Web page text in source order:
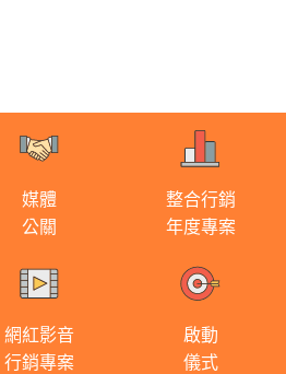
媒體
公關
整合行銷
年度專案
網紅影音
行銷專案
啟動
儀式